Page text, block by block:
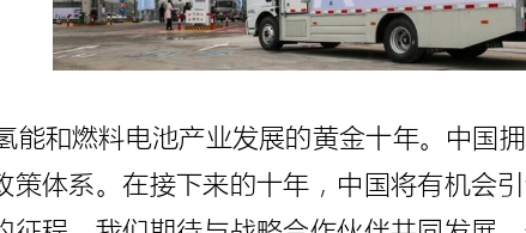
能和燃料电池产业发展的黄金十年。中国
策体系。在接下来的十年，中国将有机会